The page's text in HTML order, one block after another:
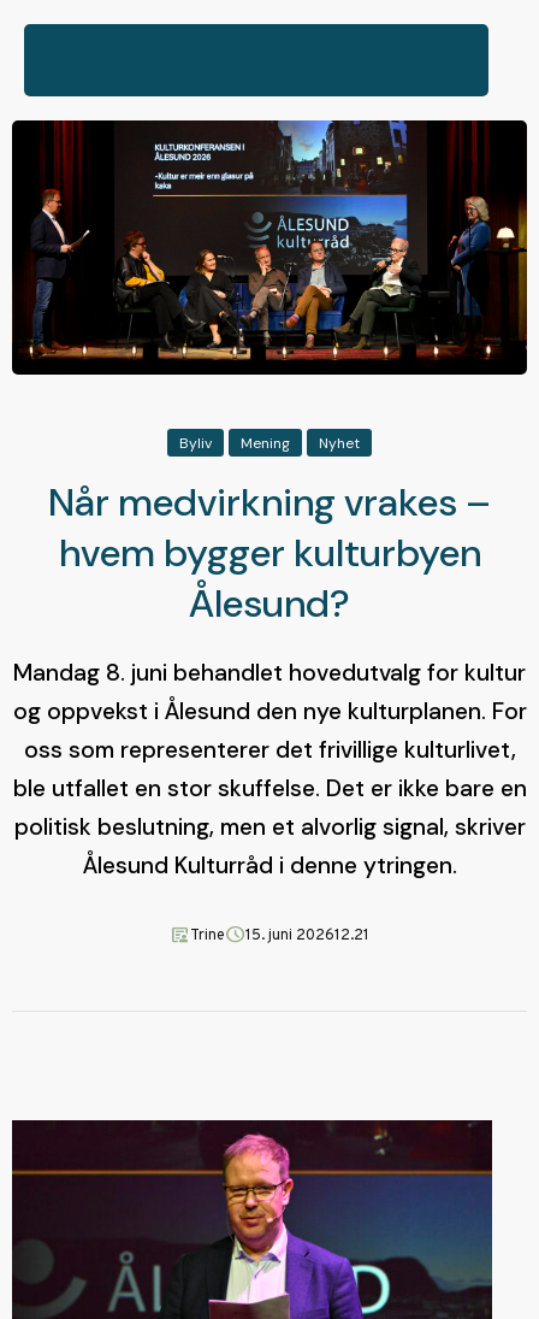
Byliv Mening Nyhet
Når medvirkning vrakes –
hvem bygger kulturbyen
Ålesund?
Mandag 8. juni behandlet hovedutvalg for kultur
og oppvekst i Ålesund den nye kulturplanen. For
oss som representerer det frivillige kulturlivet,
ble utfallet en stor skuffelse. Det er ikke bare en
politisk beslutning, men et alvorlig signal, skriver
Ålesund Kulturråd i denne ytringen.
article_personTrineschedule15. juni 202612.21